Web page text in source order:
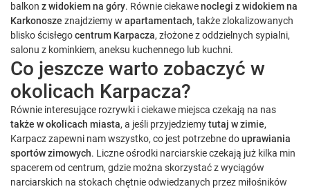
balkon z widokiem na góry. Równie ciekawenoclegi z widokiem na
Karkonosze znajdziemy w apartamentach, także zlokalizowanych
blisko ścisłegocentrum Karpacza, złożone z oddzielnych sypialni,
salonu z kominkiem, aneksu kuchennego lub kuchni.
Co jeszcze warto zobaczyć w
okolicach Karpacza?
Równie interesujące rozrywki i ciekawe miejsca czekają na nas
także w okolicach miasta, a jeśli przyjedziemytutaj w zimie,
Karpacz zapewni nam wszystko, co jest potrzebne douprawiania
sportów zimowych. Liczne ośrodki narciarskie czekają już kilka min
spacerem od centrum, gdzie można skorzystać z wyciągów
narciarskich na stokach chętnie odwiedzanych przez miłośników